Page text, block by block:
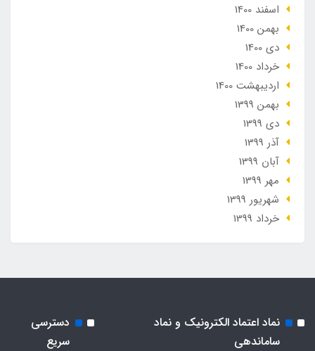
اسفند 1400
بهمن 1400
دی 1400
خرداد 1400
ارديبهشت 1400
بهمن 1399
دی 1399
آذر 1399
آبان 1399
مهر 1399
شهریور 1399
خرداد 1399
نماد اعتماد الکترونیک و نماد
ساماندهی
دسترسی
سریع